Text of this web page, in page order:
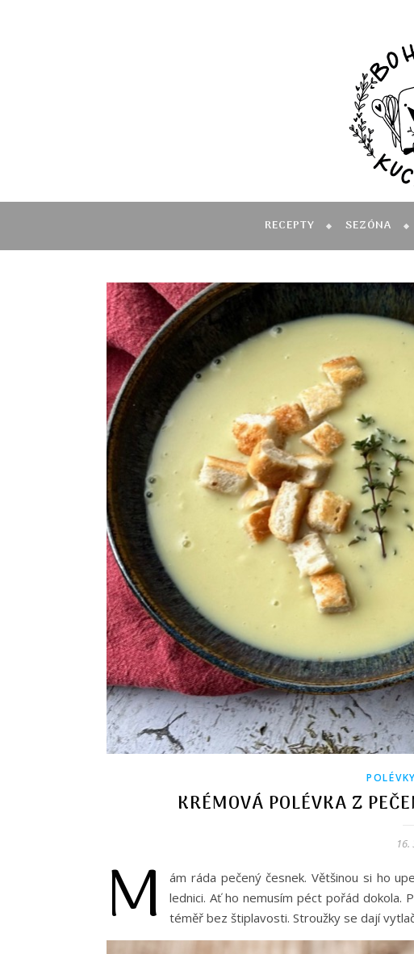
RECEPTY SEZÓNA
POLÉVKY
KRÉMOVÁ POLÉVKA Z
16.
M
ám ráda pečený česnek. Většinou si ho
lednici. Ať ho nemusím péct pořád dokola.
téměř bez štiplavosti. Stroužky se dají